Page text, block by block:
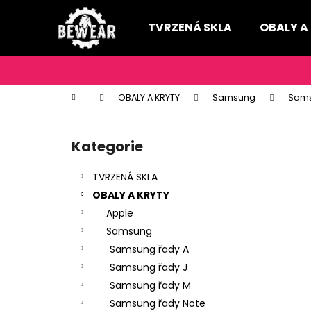
TVRZENÁ SKLA OBALY
Domů OBALY A KRYTY Samsung
Přeskočit
kategorie
Kategorie
TVRZENÁ SKLA
OBALY A KRYTY
Apple
Samsung
Samsung řady A
Samsung řady J
Samsung řady M
Samsung řady Note
í
k
Zpět
do
Zpět
do